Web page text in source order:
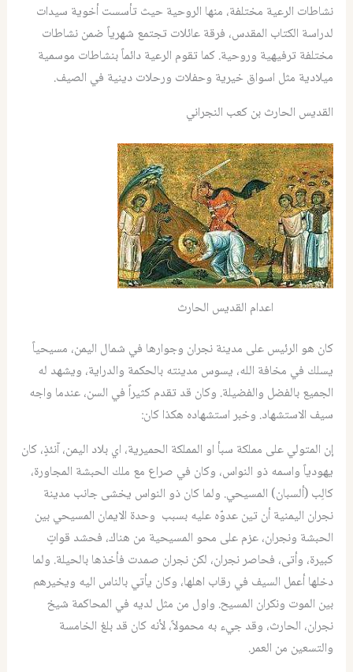
نشاطات الرعية مختلفة، منها الروحية حيث تأسست أخوية سيدات
لدراسة الكتاب المقدس، فرقة عائلات تجتمع شهرياً ضمن نشاطات
مختلفة ترفيهية وروحية. كما تقوم الرعية دائماً بنشاطات موسمية
ميلادية مثل اسواق خيرية وحفلات ورحلات دينية في الصيف.
القديس الحارث بن كعب النجراني
اعدام القديس الحارث
كان هو الرئيس على مدينة نجران وجوارها في شمال اليمن، مسيحياً
يسلك في مخافة الله، يسوس مدينته بالحكمة والدراية، ويشهد له
الجميع بالفضل والفضيلة. وكان قد تقدم كثيراً في السن، عندما واجه
سيف الاستشهاد. وخبر استشهاده هكذا كان:
إن المتولي على مملكة سبأ او المملكة الحميرية، اي بلاد اليمن، آنئذٍ، كان
يهودياً واسمه ذو النواس، وكان في صراع مع ملك الحبشة المجاورة،
كالِب (ألسبان) المسيحي. ولما كان ذو النواس يخشى جانب مدينة
نجران اليمنية أن تين عدوّه عليه بسبب وحدة الايمان المسيحي بين
الحبشة ونجران، عزم على محو المسيحية من هناك، فحشد قواتٍ
كبيرة، وأتى، فحاصر نجران، لكن نجران صمدت فأخذها بالحيلة. ولما
دخلها أعمل السيف في رقاب اهلها، وكان يأتي بالناس اليه ويخيرهم
بين الموت ونكران المسيح. واول من مثل لديه في المحاكمة شيخ
نجران، الحارث، وقد جيء به محمولاً، لأنه كان قد بلغ الخامسة
والتسعين من العمر.